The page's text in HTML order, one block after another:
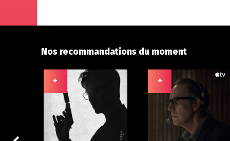
Nos recommandations du moment
+ +